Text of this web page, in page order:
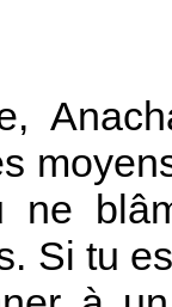
ne
Si tu